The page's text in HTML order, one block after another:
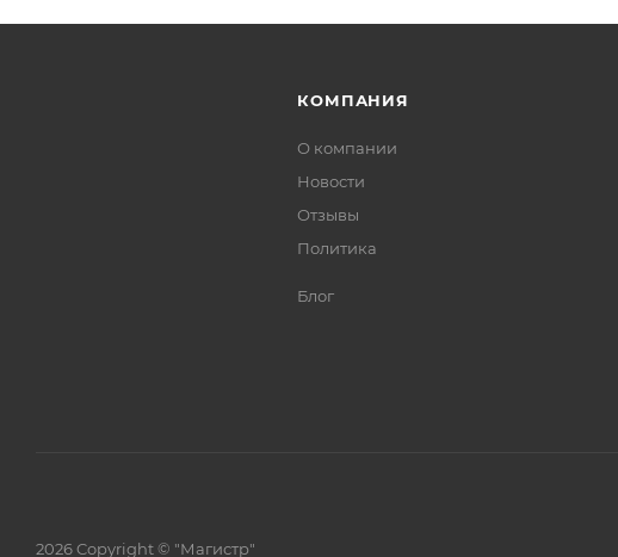
КОМПАНИЯ
О компании
Новости
Отзывы
Политика
Блог
2026 Copyright © "Магистр"